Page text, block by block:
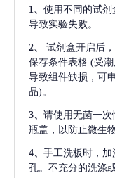
1、 使用不同的试剂
导致实验失败。
2、
试剂盒开启后
保存条件表格 (受
导致组件缺损，可
品)。
3、 请使用无菌一次
瓶盖，以防止微生
4、 手工洗板时，加
孔。不充分的洗涤